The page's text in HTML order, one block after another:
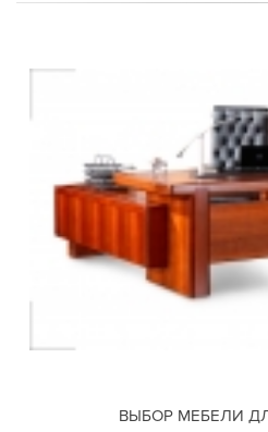
ВЫБОР МЕБЕЛИ